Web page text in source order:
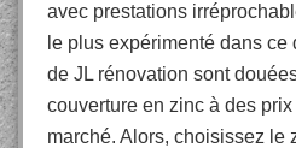
avec prestations
le plus expérimenté dans
de JL rénovation sont
couverture en zinc à des
marché. Alors, choisissez le